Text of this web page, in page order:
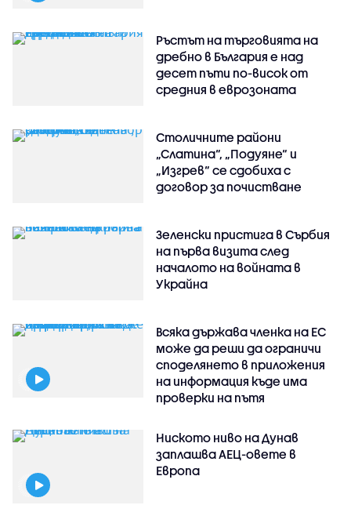
Ръстът на търговията на
дребно в България е над
десет пъти по-висок от
средния в еврозоната
Столичните райони
„Слатина“, „Подуяне“ и
„Изгрев“ се сдобиха с
договор за почистване
Зеленски пристига в Сърбия
на първа визита след
началото на войната в
Украйна
Всяка държава членка на ЕС
може да реши да ограничи
споделянето в приложения
на информация къде има
проверки на пътя
Ниското ниво на Дунав
заплашва АЕЦ-овете в
Европа